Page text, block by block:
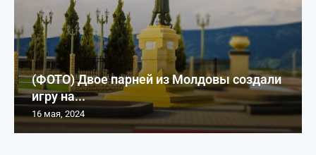
(ФОТО) Двое парней из Молдовы создали
игру на...
16 мая, 2024